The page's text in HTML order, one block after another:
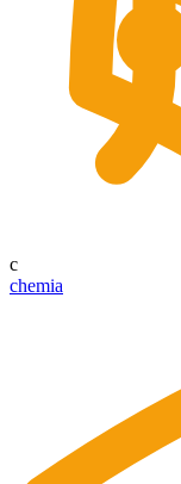
c
chemia